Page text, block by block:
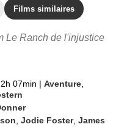
Films similaires
Le Ranch de l'injustice
2h 07min | Aventure
,Jodie Foster,James